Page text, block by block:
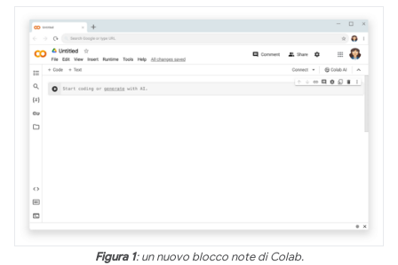
Figura 1: un nuovo blocco note di Colab.